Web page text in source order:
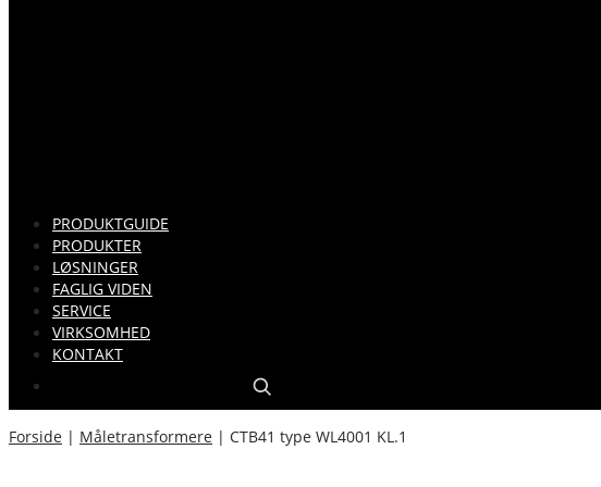
PRODUKTGUIDE
PRODUKTER
LØSNINGER
FAGLIG VIDEN
SERVICE
VIRKSOMHED
KONTAKT
Forside | Måletransformere | CTB41 type WL400­1 KL.1